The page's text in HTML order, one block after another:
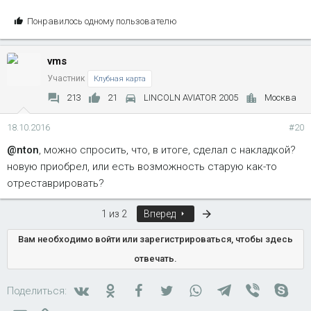
С
м
и
:
Понравилось одному пользователю
vms
Участник Клубная карта
213 21 LINCOLN AVIATOR 2005 Москва
18.10.2016 #20
@nton, можно спросить, что, в итоге, сделал с накладкой?
новую приобрел, или есть возможность старую как-то
отреставрировать?
1 из 2 Вперед
Вам необходимо войти или зарегистрироваться, чтобы здесь
отвечать.
Поделиться: ВконтактеОдноклассники
FacebookTwitterWhatsAppTelegram
Viber